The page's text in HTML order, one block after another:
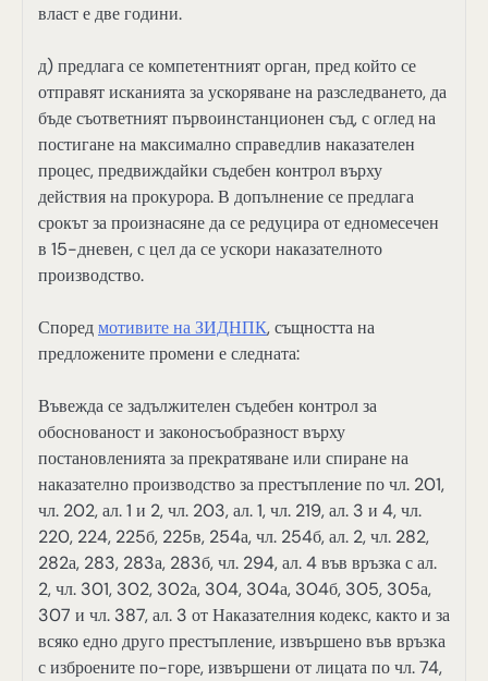
власт е две години.
д) предлага се компетентният орган, пред който се
отправят исканията за ускоряване на разследването, да
бъде съответният първоинстанционен съд, с оглед на
постигане на максимално справедлив наказателен
процес, предвиждайки съдебен контрол върху
действия на прокурора. В допълнение се предлага
срокът за произнасяне да се редуцира от едномесечен
в 15-дневен, с цел да се ускори наказателното
производство.
Споредмотивите на ЗИДНПК, същността на
предложените промени е следната:
Въвежда се задължителен съдебен контрол за
обоснованост и законосъобразност върху
постановленията за прекратяване или спиране на
наказателно производство за престъпление по чл. 201,
чл. 202, ал. 1 и 2, чл. 203, ал. 1, чл. 219, ал. 3 и 4, чл.
220, 224, 225б, 225в, 254а, чл. 254б, ал. 2, чл. 282,
282а, 283, 283а, 283б, чл. 294, ал. 4 във връзка с ал.
2, чл. 301, 302, 302а, 304, 304а, 304б, 305, 305а,
307 и чл. 387, ал. 3 от Наказателния кодекс, както и за
всяко едно друго престъпление, извършено във връзка
с изброените по-горе, извършени от лицата по чл. 74,